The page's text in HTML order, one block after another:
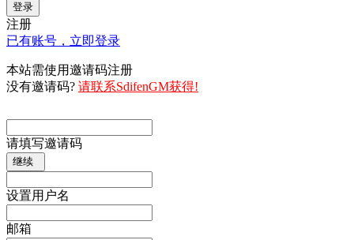
登录
注册
已有账号，立即登录
本站需使用邀请码注册
没有邀请码? 请联系SdifenGM获得!
请填写邀请码
继续
设置用户名
邮箱